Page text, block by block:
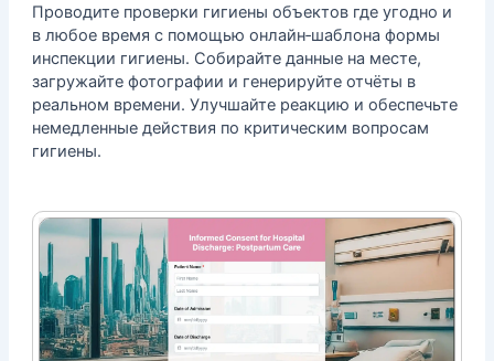
Проводите проверки гигиены объектов где угодно и
в любое время с помощью онлайн‑шаблона формы
инспекции гигиены. Собирайте данные на месте,
загружайте фотографии и генерируйте отчёты в
реальном времени. Улучшайте реакцию и обеспечьте
немедленные действия по критическим вопросам
гигиены.